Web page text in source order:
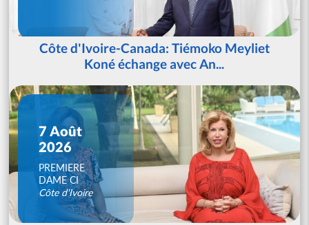
Côte d'Ivoire-Canada: Tiémoko Meyliet
Koné échange avec An...
7 Août
2026
PREMIERE
DAME CI
Côte d'Ivoire